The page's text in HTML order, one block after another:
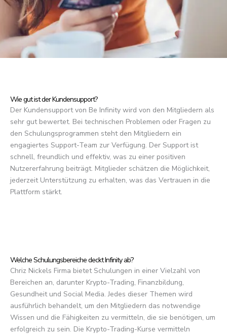
Wie gut ist der Kundensupport?
Der Kundensupport von Be Infinity wird von den Mitgliedern als
sehr gut bewertet. Bei technischen Problemen oder Fragen zu
den Schulungsprogrammen steht den Mitgliedern ein
engagiertes Support-Team zur Verfügung. Der Support ist
schnell, freundlich und effektiv, was zu einer positiven
Nutzererfahrung beiträgt. Mitglieder schätzen die Möglichkeit,
jederzeit Unterstützung zu erhalten, was das Vertrauen in die
Plattform stärkt.
Welche Schulungsbereiche deckt Infinity ab?
Chriz Nickels Firma bietet Schulungen in einer Vielzahl von
Bereichen an, darunter Krypto-Trading, Finanzbildung,
Gesundheit und Social Media. Jedes dieser Themen wird
ausführlich behandelt, um den Mitgliedern das notwendige
Wissen und die Fähigkeiten zu vermitteln, die sie benötigen, um
erfolgreich zu sein. Die Krypto-Trading-Kurse vermitteln